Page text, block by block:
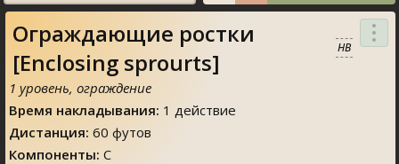
Ограждающие ростки
[Enclosing sprourts]
HB
1 уровень, ограждение
Время накладывания: 1 действие
Дистанция: 60 футов
Компоненты: С